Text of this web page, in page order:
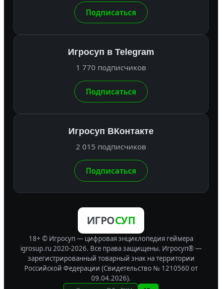
Подписаться
Игросуп в Telegram
1 770 подписчиков
Подписаться
Игросуп ВКонтакте
2 015 подписчиков
Подписаться
ИГРОСУП
18+ © Игросуп — цифровая энциклопедия геймера
igrosup.ru 2020-2026. Все права защищены. Игросуп® —
зарегистрированный товарный знак на территории
Российской Федерации (Свидетельство № 1210560 от
09.04.2026).